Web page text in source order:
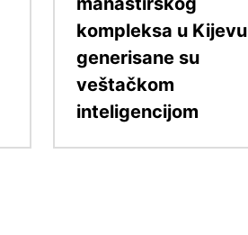
kompleksa u Kijevu
generisane su
veštačkom
inteligencijom